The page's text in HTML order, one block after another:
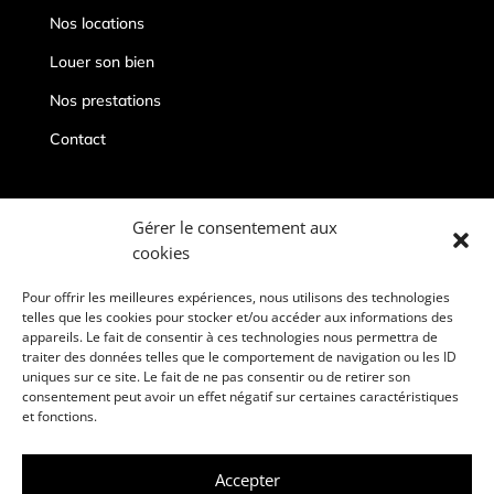
Gérer le consentement aux
cookies
Pour offrir les meilleures expériences, nous utilisons des technologies
telles que les cookies pour stocker et/ou accéder aux informations des
appareils. Le fait de consentir à ces technologies nous permettra de
traiter des données telles que le comportement de navigation ou les ID
uniques sur ce site. Le fait de ne pas consentir ou de retirer son
consentement peut avoir un effet négatif sur certaines caractéristiques
et fonctions.
Accepter
Nos locations
Louer son bien
Nos prestations
Contact
conciergeriepriveedeauville@gmail.com
06 67 19 96 86
Deauville, 14800